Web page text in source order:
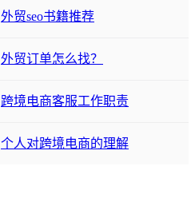
外贸seo书籍推荐
外贸订单怎么找？
跨境电商客服工作职责
个人对跨境电商的理解